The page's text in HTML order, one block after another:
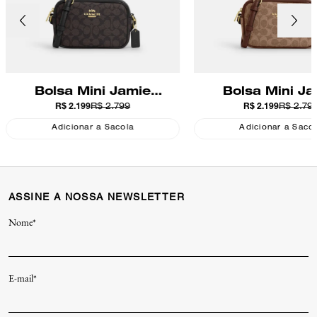
Bolsa Mini Jamie
Camera Signature Coach
R$ 2.799
R$ 2.199
Adicionar a Sacola
Bolsa Mini
Camera
R$
R$ 2.199
Adicionar a
ASSINE A NOSSA NEWSLETTER
Nome*
E-mail*